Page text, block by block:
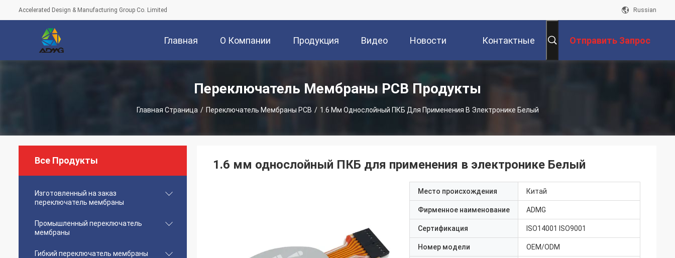
Accelerated Design & Manufacturing Group Co. Limited Russian
Главная
Страница
О Компании Продукция Видео Новости Контактные Отправить Запрос
Переключатель Мембраны PCB Продукты
Главная Страница / Переключатель Мембраны PCB / 1.6 Мм Однослойный ПКБ Для Применения В Электронике Белый
Все Продукты
Изготовленный на заказ
переключатель мембраны
Промышленный переключатель
мембраны
Гибкий переключатель мембраны
1.6 мм однослойный ПКБ для применения в электронике Белый
Место происхождения Китай
Фирменное наименование ADMG
Сертификация ISO14001 ISO9001
Номер модели OEM/ODM